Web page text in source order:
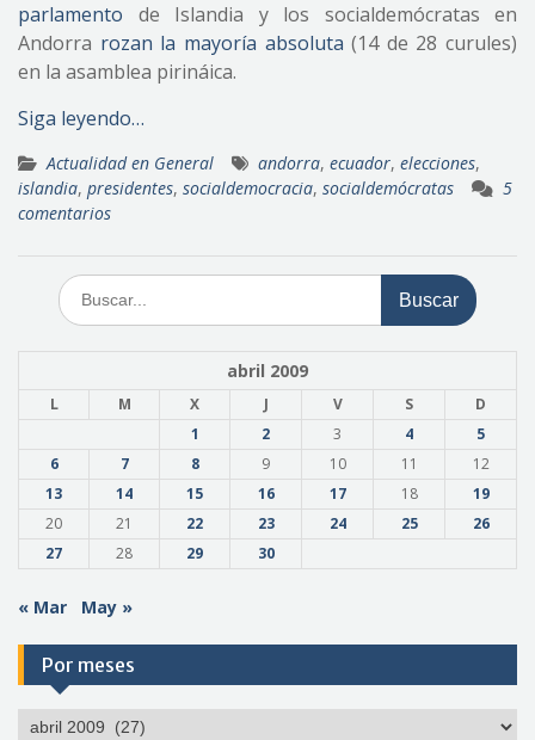
parlamento de Islandia y los socialdemócratas en
Andorra rozan la mayoría absoluta (14 de 28 curules)
en la asamblea pirináica.
Siga leyendo…
Actualidad en General andorra, ecuador, elecciones,
islandia, presidentes, socialdemocracia, socialdemócratas
5
comentarios
Buscar:
abril 2009
L M X J V S
D
1
2 3 4
5
6
7 8 9 10 11
12
13
14 15 16 17 18
19
20
21 22 23 24 25
26
27
28 29 30
« Mar May »
Por meses
Por